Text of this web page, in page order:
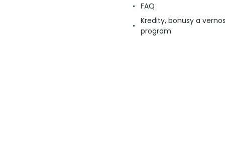
FAQ
Kredity, bonusy a
program